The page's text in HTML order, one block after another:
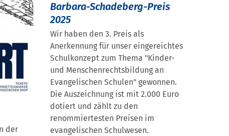
der
Barbara-Schadeberg-Preis
2025
Wir haben den 3. Preis als
Anerkennung für unser eingereichtes
Schulkonzept zum Thema "Kinder-
und Menschenrechtsbildung an
Evangelischen Schulen" gewonnen.
Die Auszeichnung ist mit 2.000 Euro
dotiert und zählt zu den
renommiertesten Preisen im
evangelischen Schulwesen.